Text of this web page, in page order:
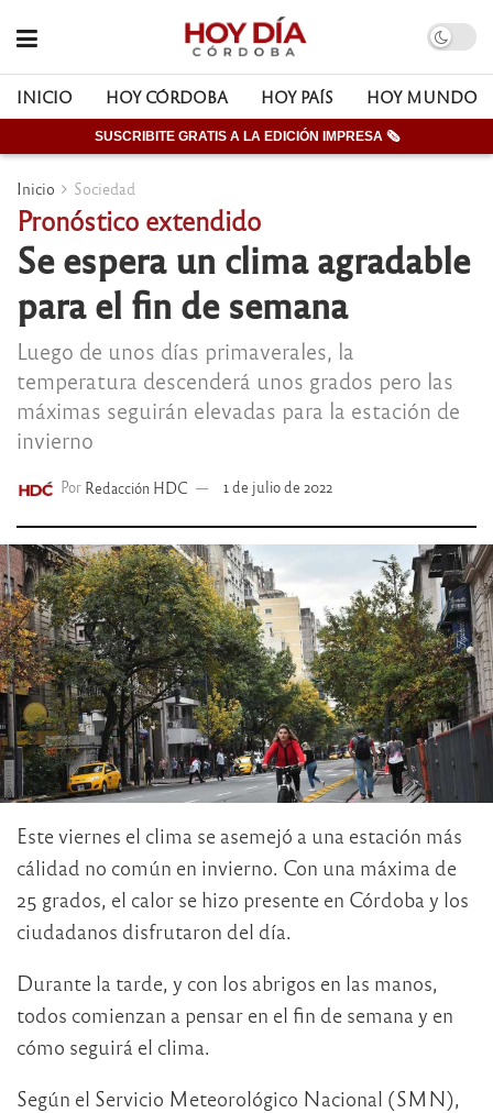
INICIO HOY CÓRDOBA HOY PAÍS HOY MUNDO
SUSCRIBITE GRATIS A LA EDICIÓN IMPRESA 🗞
Inicio Sociedad
Pronóstico extendido
Se espera un clima agradable
para el fin de semana
Luego de unos días primaverales, la
temperatura descenderá unos grados pero las
máximas seguirán elevadas para la estación de
invierno
Por Redacción HDC 1 de julio de 2022
Este viernes el clima se asemejó a una estación más
cálidad no común en invierno. Con una máxima de
25 grados, el calor se hizo presente en Córdoba y los
ciudadanos disfrutaron del día.
Durante la tarde, y con los abrigos en las manos,
todos comienzan a pensar en el fin de semana y en
cómo seguirá el clima.
Según el Servicio Meteorológico Nacional (SMN),